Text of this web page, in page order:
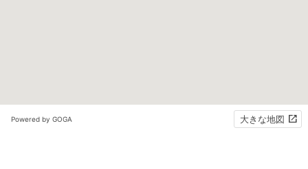
Powered by GOGA 大きな地図